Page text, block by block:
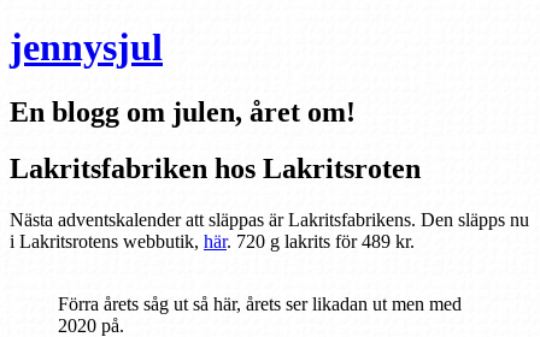
jennysjul
En blogg om julen, året om!
Lakritsfabriken hos Lakritsroten
Nästa adventskalender att släppas är Lakritsfabrikens. Den släpps nu
i Lakritsrotens webbutik, här. 720 g lakrits för 489 kr.
Förra årets såg ut så här, årets ser likadan ut men med
2020 på.